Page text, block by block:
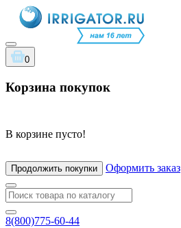
0
Корзина покупок
В корзине пусто!
Продолжить покупки Оформить заказ
8(800)775-60-44